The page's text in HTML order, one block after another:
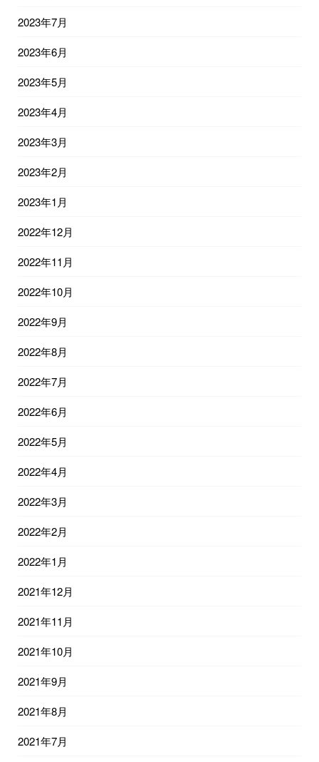
2023年7月
2023年6月
2023年5月
2023年4月
2023年3月
2023年2月
2023年1月
2022年12月
2022年11月
2022年10月
2022年9月
2022年8月
2022年7月
2022年6月
2022年5月
2022年4月
2022年3月
2022年2月
2022年1月
2021年12月
2021年11月
2021年10月
2021年9月
2021年8月
2021年7月